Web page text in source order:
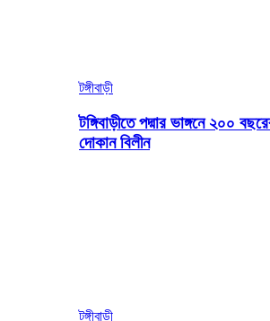
টঙ্গীবাড়ী
টঙ্গিবাড়ীতে পদ্মার ভাঙ্গনে ২০০
দোকান বিলীন
টঙ্গীবাড়ী